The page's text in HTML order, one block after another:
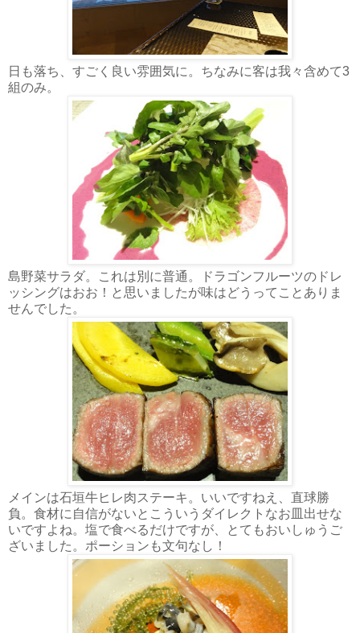
日も落ち、すごく良い雰囲気に。ちなみに客は我々含めて3
組のみ。
島野菜サラダ。これは別に普通。ドラゴンフルーツのドレ
ッシングはおお！と思いましたが味はどうってことありま
せんでした。
メインは石垣牛ヒレ肉ステーキ。いいですねえ、直球勝
負。食材に自信がないとこういうダイレクトなお皿出せな
いですよね。塩で食べるだけですが、とてもおいしゅうご
ざいました。ポーションも文句なし！